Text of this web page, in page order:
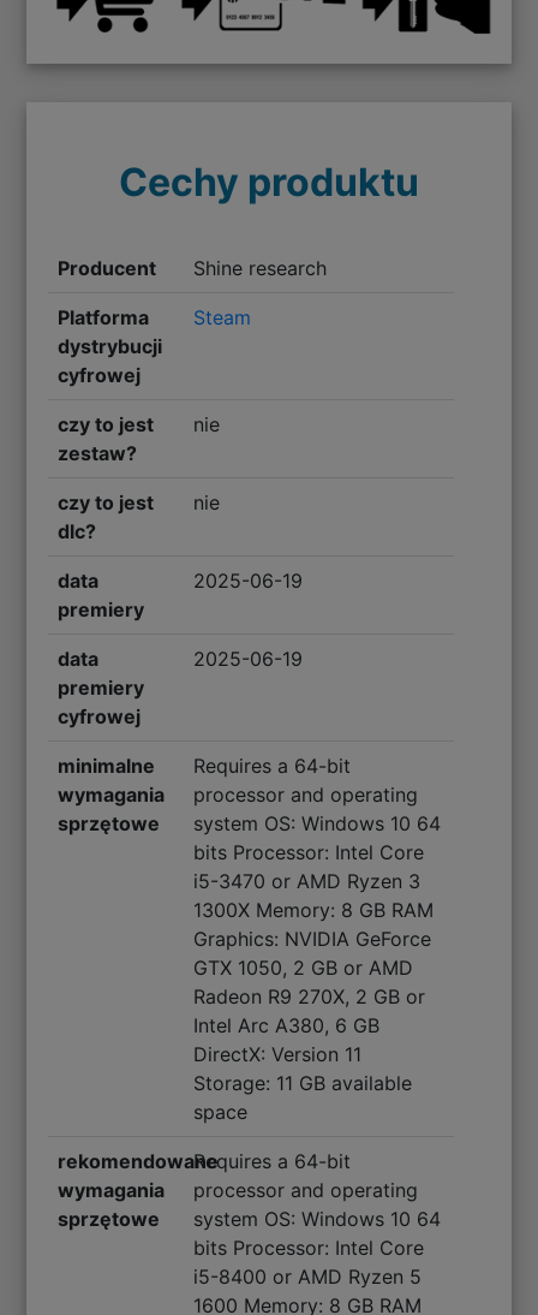
Cechy produktu
Producent Shine research
Platforma
dystrybucji
cyfrowej
Steam
czy to jest
zestaw?
nie
czy to jest
dlc?
nie
data
premiery
2025-06-19
data
premiery
cyfrowej
2025-06-19
minimalne
wymagania
sprzętowe
Requires a 64-bit
processor and operating
system OS: Windows 10 64
bits Processor: Intel Core
i5-3470 or AMD Ryzen 3
1300X Memory: 8 GB RAM
Graphics: NVIDIA GeForce
GTX 1050, 2 GB or AMD
Radeon R9 270X, 2 GB or
Intel Arc A380, 6 GB
DirectX: Version 11
Storage: 11 GB available
space
rekomendowane
wymagania
sprzętowe
Requires a 64-bit
processor and operating
system OS: Windows 10 64
bits Processor: Intel Core
i5-8400 or AMD Ryzen 5
1600 Memory: 8 GB RAM